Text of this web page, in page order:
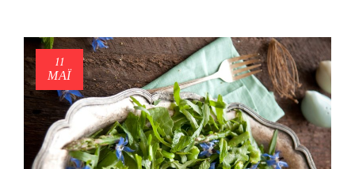
11
ΜΑΪ́